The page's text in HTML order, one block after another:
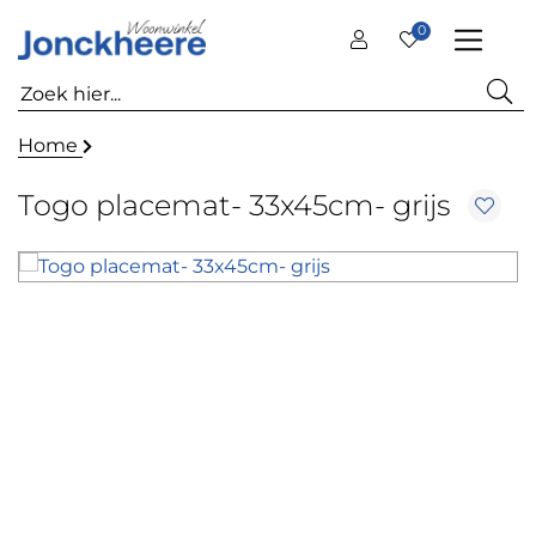
0
Home
Togo placemat- 33x45cm- grijs